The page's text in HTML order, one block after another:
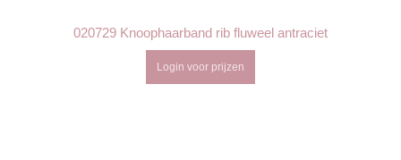
020729 Knoophaarband rib fluweel antraciet
Login voor prijzen